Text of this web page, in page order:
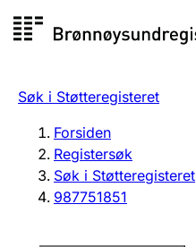
Registersøk
Aksjeselskap
Enkeltpersonforetak
Registrere, endre, slette
Søk i Støtteregisteret
Forsiden
Registersøk
Søk i Støtteregisteret
987751851